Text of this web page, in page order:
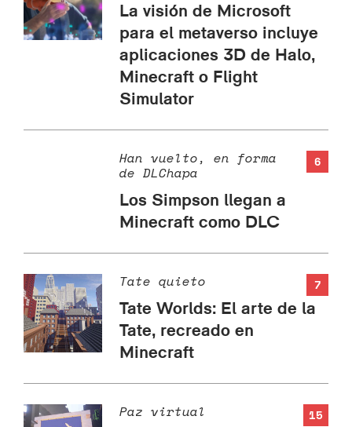
La visión de Microsoft
para el metaverso incluye
aplicaciones 3D de Halo,
Minecraft o Flight
Simulator
6
Han vuelto, en forma
de DLChapa
Los Simpson llegan a
Minecraft como DLC
7
Tate quieto
Tate Worlds: El arte de la
Tate, recreado en
Minecraft
15
Paz virtual